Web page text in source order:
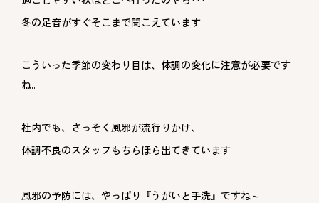
冬の足音がすぐそこまで聞こえています
こういった季節の変わり目は、体調の変化に注意が必要です
ね。
社内でも、さっそく風邪が流行りかけ、
体調不良のスタッフもちらほら出てきています
風邪の予防には、やっぱり『うがいと手洗』ですね～